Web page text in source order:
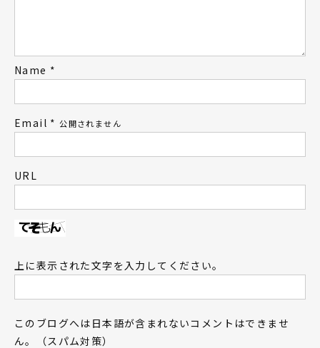
Name *
Email * 公開されません
URL
上に表示された文字を入力してください。
このブログへは日本語が含まれないコメントはできませ
ん。（スパム対策）